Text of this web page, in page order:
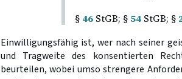
§ 46StGB; § 54StGB; §
Einwilligungsfähig ist, wer nach seiner
und Tragweite des konsentierten
beurteilen, wobei umso strengere